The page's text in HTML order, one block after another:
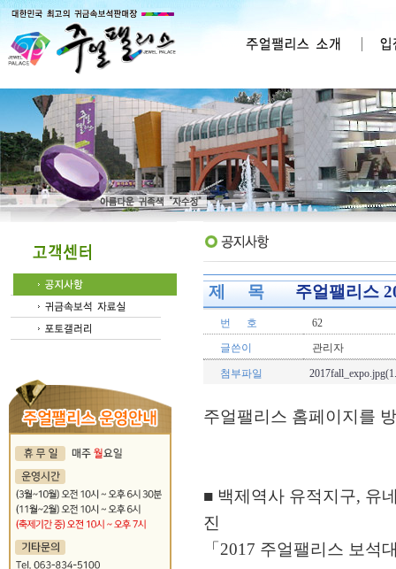
제 목 주얼팰리스
번 호
62
글쓴이
관리자
첨부파일
주얼팰리스 홈페이지를
■ 백제역사 유적지구, 유
진
「2017 주얼팰리스 보